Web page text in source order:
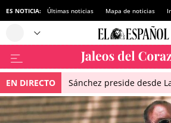
ES NOTICIA: Últimas noticias Mapa de noticias
EN DIRECTO Sánchez preside desde